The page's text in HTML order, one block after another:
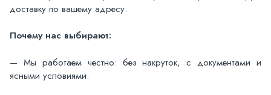
доставку по вашему адресу.
Почему нас выбирают:
— Мы работаем честно: без накруток, с документами и
ясными условиями.